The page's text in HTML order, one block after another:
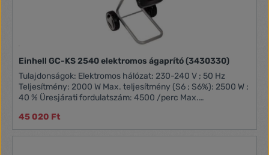
Einhell GC-KS 2540 elektromos ágaprító (3430330)
Tulajdonságok: Elektromos hálózat: 230-240 V ; 50 Hz
Teljesítmény: 2000 W Max. teljesítmény (S6 ; S6%): 2500 W ;
40 % Üresjárati fordulatszám: 4500 /perc Max.
mm Szélesség: 300 mm Magasság: 620 mm Egyedi
csomagolás bruttó tömege: 11.6 kg Termék tömege: 9.9 kg 2
45 020 Ft